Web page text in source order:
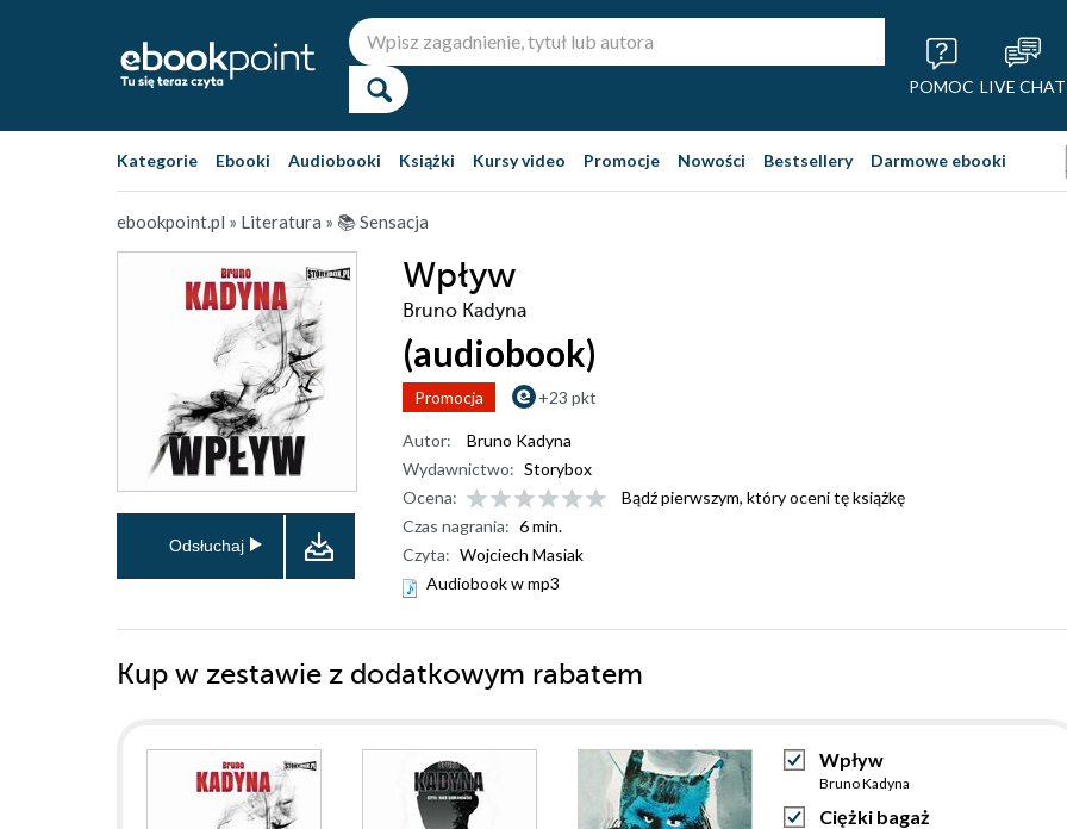
POMOC LIVE CHAT
Kategorie Ebooki Audiobooki Książki Kursy video Promocje Nowości Bestsellery Darmowe ebooki
ebookpoint.pl » Literatura » 📚 Sensacja
Wpływ
Bruno Kadyna
(audiobook)
Promocja +23 pkt
Odsłuchaj
Autor:
Bruno Kadyna
Wydawnictwo: Storybox
Ocena:
Bądź pierwszym, który oceni tę książkę
Czas nagrania: 6 min.
Czyta: Wojciech Masiak
Audiobook w mp3
Kup w zestawie z dodatkowym rabatem
Wpływ
Bruno Kadyna
Ciężki bagaż